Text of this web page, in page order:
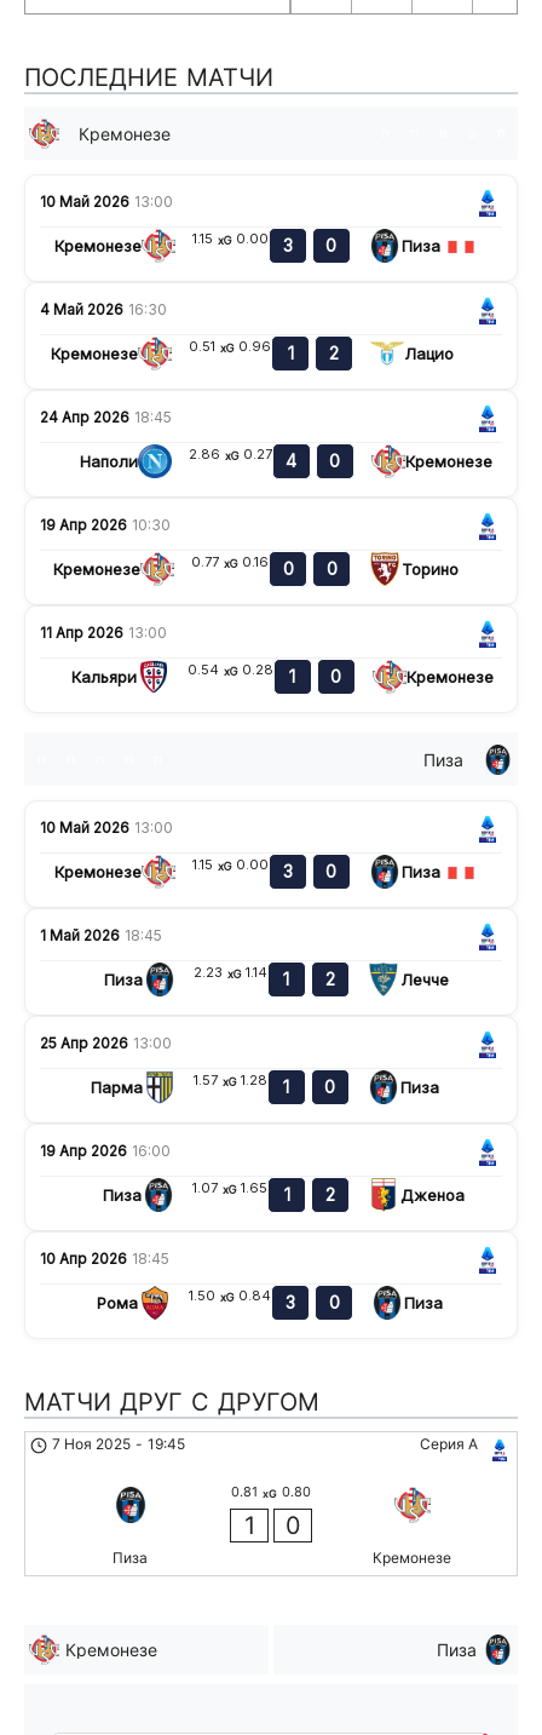
ПОСЛЕДНИЕ МАТЧИ
Кремонезе
10 Май 2026 13:00
Кремонезе 1.15 xG 0.00 3 0 Пиза
4 Май 2026 16:30
Кремонезе 0.51 xG 0.96 1 2 Лацио
24 Апр 2026 18:45
Наполи 2.86 xG 0.27 4 0 Кремонезе
19 Апр 2026 10:30
Кремонезе 0.77 xG 0.16 0 0 Торино
11 Апр 2026 13:00
Кальяри 0.54 xG 0.28 1 0 Кремонезе
Пиза
10 Май 2026 13:00
Кремонезе 1.15 xG 0.00 3 0 Пиза
1 Май 2026 18:45
Пиза 2.23 xG 1.14 1 2 Лечче
25 Апр 2026 13:00
Парма 1.57 xG 1.28 1 0 Пиза
19 Апр 2026 16:00
Пиза 1.07 xG 1.65 1 2 Дженоа
10 Апр 2026 18:45
Рома 1.50 xG 0.84 3 0 Пиза
МАТЧИ ДРУГ С ДРУГОМ
Серия А
7 Ноя 2025 - 19:45
Пиза
0.81 xG 0.80
1 0
Кремонезе
Кремонезе Пиза